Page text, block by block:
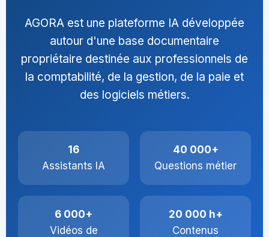
AGORA est une plateforme IA développée
autour d'une base documentaire
propriétaire destinée aux professionnels de
la comptabilité, de la gestion, de la paie et
des logiciels métiers.
16
Assistants IA
40 000+
Questions métier
6 000+
Vidéos de
20 000 h+
Contenus